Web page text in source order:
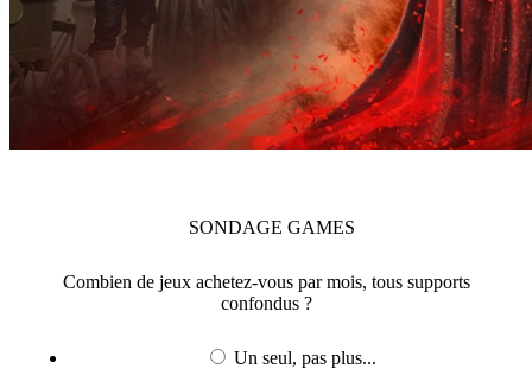
SONDAGE GAMES
Combien de jeux achetez-vous par mois, tous supports
confondus ?
Un seul, pas plus...